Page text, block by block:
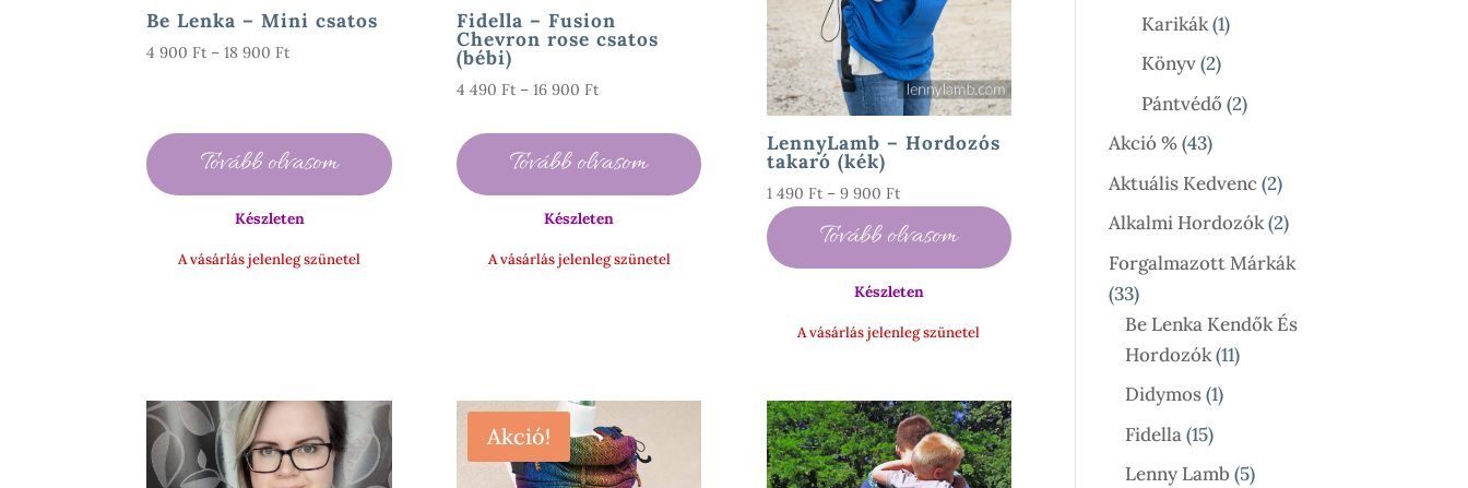
Be Lenka – Mini csatos
4 900 Ft – 18 900 FtÁrtartomány:
18
900 Ft
Tovább olvasom
Készleten
A vásárlás jelenleg szünetel
Fidella – Fusion
Chevron rose csatos
(bébi)
4 490 Ft – 16 900 FtÁrtartomány:
490 Ft
-
900 Ft
Tovább olvasom
Készleten
A vásárlás jelenleg szünetel
LennyLamb – Hordozós
takaró (kék)
1 490 Ft – 9 900 FtÁrtartomány:
490 Ft
-
9
Tovább olvasom
Készleten
A vásárlás jelenleg szünetel
Akció!
Termék
Karikák 11
Könyv 22
Termék
Pántvédő 22
Akció % 4343
Termék
Aktuális Kedvenc 22
Termék
Alkalmi Hordozók 22
Termék
Forgalmazott Márkák
3333
Termék
Be Lenka Kendők És
Hordozók 1111
Didymos 11
Fidella 1515
Termék
Lenny Lamb 55